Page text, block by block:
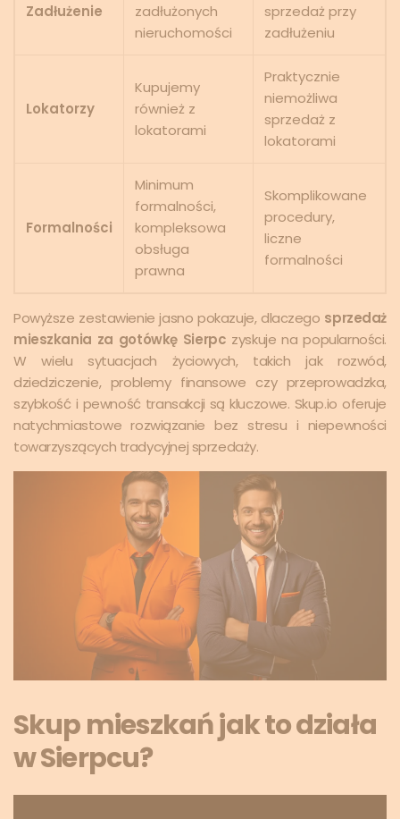
Zadłużenie
zadłużonych
nieruchomości
sprzedaż przy
zadłużeniu
Lokatorzy
Kupujemy
również z
lokatorami
Praktycznie
niemożliwa
sprzedaż z
lokatorami
Formalności
Minimum
formalności,
kompleksowa
obsługa
prawna
Skomplikowane
procedury,
liczne
formalności
Powyższe zestawienie jasno pokazuje, dlaczego sprzedaż
mieszkania za gotówkę Sierpc zyskuje na popularności.
W wielu sytuacjach życiowych, takich jak rozwód,
dziedziczenie, problemy finansowe czy przeprowadzka,
szybkość i pewność transakcji są kluczowe. Skup.io oferuje
natychmiastowe rozwiązanie bez stresu i niepewności
towarzyszących tradycyjnej sprzedaży.
Skup mieszkań jak to działa
w Sierpcu?